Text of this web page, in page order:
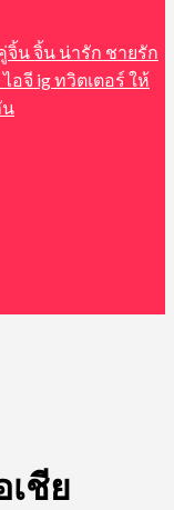
จิ้น จิ้น น่ารัก ชายรัก
อจี ig ทวิตเตอร์ ให้
น
เชีย